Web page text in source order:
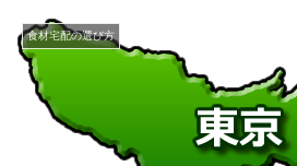
食材宅配の選び方